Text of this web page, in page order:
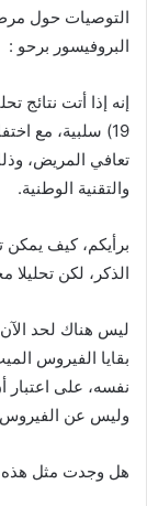
التوصيات حول
البروفيسور برحو :
إنه إذا أتت نتائج
19) سلبية، مع
تعافي المريض،
والتقنية الوطنية.
برأيكم، كيف
الذكر، لكن تحليلا
ليس هناك لحد
بقايا الفيروس
نفسه، على اعتبار
وليس عن الفيروس
هل وجدت مثل هذه